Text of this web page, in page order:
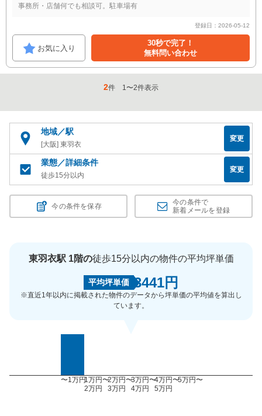
事務所・店舗何でも相談可。駐車場有
登録日：2026-05-12
お気に入り
30秒で完了！
無料問い合わせ
2件 1〜2件表示
地域／駅
[大阪] 東羽衣
変更
業態／詳細条件
徒歩15分以内
変更
今の条件を保存
今の条件で
新着メールを登録
東羽衣駅 1階の徒歩15分以内の物件の平均坪単価
平均坪単価 3441円
※直近1年以内に掲載された物件のデータから坪単価の平均値を算出し
ています。
〜1万円1万円〜
2万円
2万円〜
3万円
3万円〜
4万円
4万円〜
5万円
5万円〜